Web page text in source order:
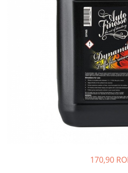
Paste Polish Gama Marină
Pregătire Suprafeţe
170,90